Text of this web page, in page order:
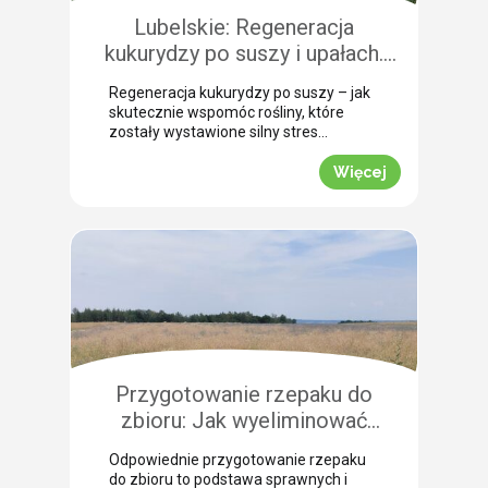
Lubelskie: Regeneracja
kukurydzy po suszy i upałach.
Zobacz rekomendacje z pola!
Regeneracja kukurydzy po suszy – jak
skutecznie wspomóc rośliny, które
zostały wystawione silny stres
termiczny? Jak informuje nasz ekspert
Leszek Konior, kluczem jest szybka
reakcja i wykorzystanie momentu, gdy
przeprowadzona w powiecie
Odpowiednio dobrana strategia
pozwala roślinom odbudować kondycję
fizjologiczną. Pozwijane […]
Więcej
Przygotowanie rzepaku do
zbioru: Jak wyeliminować
chwasty i obniżyć koszty żniw?
Odpowiednie przygotowanie rzepaku
do zbioru to podstawa sprawnych i